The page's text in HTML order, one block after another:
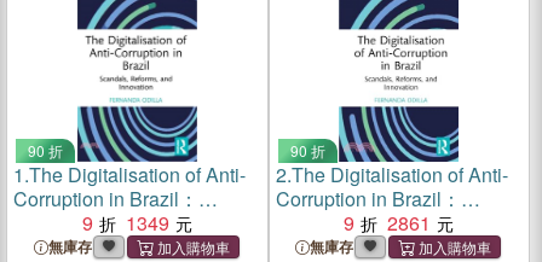
90 折
1.The Digitalisation of Anti-
Corruption in Brazil：
Scandals, Reforms, and
Innovation
9 1349
無庫存
90 折
2.The Digitalisation of Anti-
Corruption in Brazil：
Scandals, Reforms, and
Innovation
9 2861
無庫存